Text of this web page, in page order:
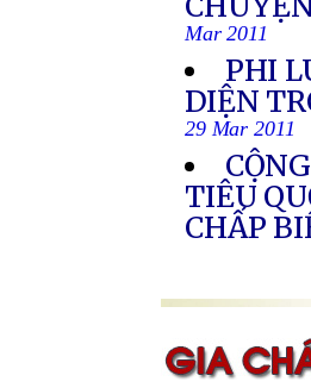
Mar 2011
PHI
DIỆN
29 Mar 2011
TIÊU
CHẤP